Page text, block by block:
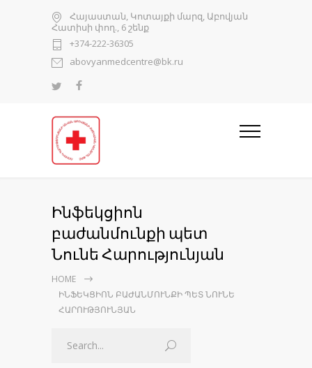
Հայաստան, Կոտայքի մարզ, Աբովյան
Հատիսի փող., 6 շենք
+374-222-36305
abovyanmedcentre@bk.ru
Ինֆեկցիոն
բաժանմունքի պետ
Նունե Հարությունյան
HOME
ԻՆՖԵԿՑԻՈՆ ԲԱԺԱՆՄՈՒՆՔԻ ՊԵՏ ՆՈՒՆԵ
ՀԱՐՈՒԹՅՈՒՆՅԱՆ